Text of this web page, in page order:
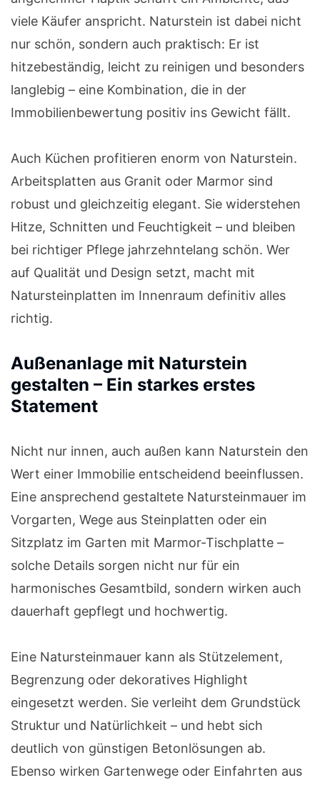
viele Käufer anspricht. Naturstein ist dabei nicht
nur schön, sondern auch praktisch: Er ist
hitzebeständig, leicht zu reinigen und besonders
langlebig – eine Kombination, die in der
Immobilienbewertung positiv ins Gewicht fällt.
Auch Küchen profitieren enorm von Naturstein.
Arbeitsplatten aus Granit oder Marmor sind
robust und gleichzeitig elegant. Sie widerstehen
Hitze, Schnitten und Feuchtigkeit – und bleiben
bei richtiger Pflege jahrzehntelang schön. Wer
auf Qualität und Design setzt, macht mit
Natursteinplatten im Innenraum definitiv alles
richtig.
Außenanlage mit Naturstein
gestalten – Ein starkes erstes
Statement
Nicht nur innen, auch außen kann Naturstein den
Wert einer Immobilie entscheidend beeinflussen.
Eine ansprechend gestaltete Natursteinmauer im
Vorgarten, Wege aus Steinplatten oder ein
Sitzplatz im Garten mit Marmor-Tischplatte –
solche Details sorgen nicht nur für ein
harmonisches Gesamtbild, sondern wirken auch
dauerhaft gepflegt und hochwertig.
Eine Natursteinmauer kann als Stützelement,
Begrenzung oder dekoratives Highlight
eingesetzt werden. Sie verleiht dem Grundstück
Struktur und Natürlichkeit – und hebt sich
deutlich von günstigen Betonlösungen ab.
Ebenso wirken Gartenwege oder Einfahrten aus